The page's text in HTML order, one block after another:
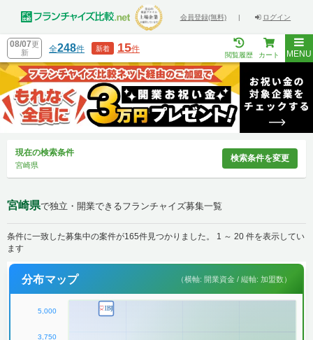
会員登録(無料) | ログイン
08/07更
新
全248件 新着 15件
閲覧履歴 カート MENU
現在の検索条件
宮崎県
検索条件を変更
宮崎県で独立・開業できるフランチャイズ募集一覧
条件に一致した募集中の案件が165件見つかりました。 1 ～ 20 件を表示してい
ます
分布マップ （横軸: 開業資金 / 縦軸: 加盟数）
5,000
3,750